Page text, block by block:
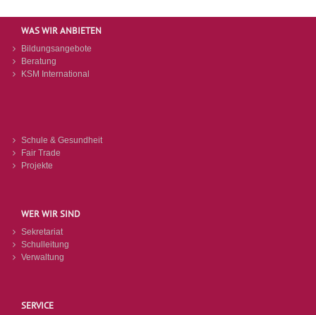
WAS WIR ANBIETEN
Bildungsangebote
Beratung
KSM International
Schule & Gesundheit
Fair Trade
Projekte
WER WIR SIND
Sekretariat
Schulleitung
Verwaltung
SERVICE